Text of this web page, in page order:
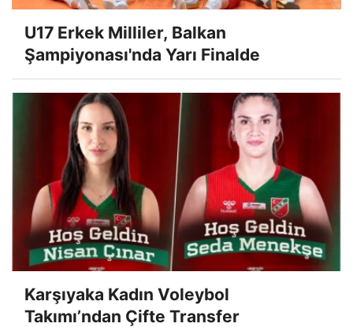
U17 Erkek Milliler, Balkan
Şampiyonası'nda Yarı Finalde
Karşıyaka Kadın Voleybol
Takımı’ndan Çifte Transfer